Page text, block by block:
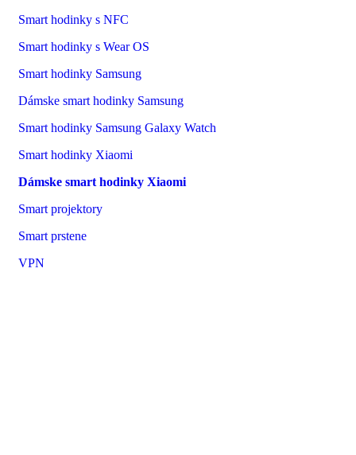
Smart hodinky s NFC
Smart hodinky s Wear OS
Smart hodinky Samsung
Dámske smart hodinky Samsung
Smart hodinky Samsung Galaxy Watch
Smart hodinky Xiaomi
Dámske smart hodinky Xiaomi
Smart projektory
Smart prstene
VPN